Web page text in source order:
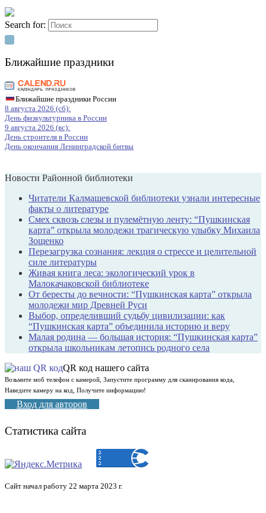
Search for:
Ближайшие праздники
Ближайшие праздники России
8 августа 2026 (сб):
День физкультурника в России
9 августа 2026 (вс):
День строителя в России
День окончания Ленинградской битвы
Новости Районной библиотеки
Читатели Калмашевской библиотеки узнали интересные
факты о литературе
Смех сквозь слезы и пулемётную ленту: “Пушкинская
карта” открыла молодежи трагическую улыбку Михаила
Зощенко
Перезагрузка сознания: лекция о стрессе и целительной
силе литературы
Живая книга леса: экологический урок в
Малокачаковской библиотеке
От бересты до вечности: “Пушкинская карта” открыла
молодежи мир Древней Руси
Выбор, определивший судьбу цивилизации: как
“Пушкинская карта” объединила историю и веру
Малая родина — большая история: “Пушкинская карта”
открыла школьникам летопись родного села
QR код нашего сайта
Возьмите моб телефон с камерой, Запустите программу для сканирования кода,
Наведите камеру на код, Получите информацию!
Вход для авторов
Статистика сайта
Сайт начал работу 22 марта 2023 г.